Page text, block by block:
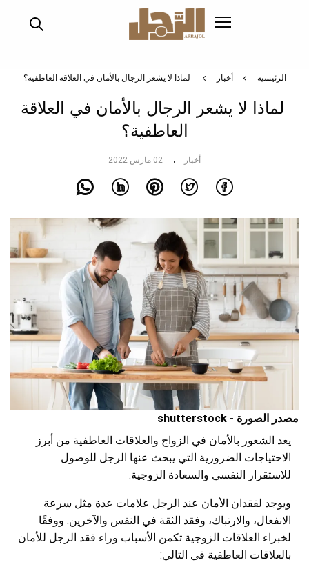
الرئيسية أخبار لماذا لا يشعر الرجال بالأمان في العلاقة العاطفية؟
لماذا لا يشعر الرجال بالأمان في العلاقة
العاطفية؟
أخبار 02 مارس 2022
مصدر الصورة - shutterstock
يعد الشعور بالأمان في الزواج والعلاقات العاطفية من أبرز
الاحتياجات الضرورية التي يبحث عنها الرجل للوصول
للاستقرار النفسي والسعادة الزوجية.
ويوجد لفقدان الأمان عند الرجل علامات عدة مثل سرعة
الانفعال، والارتباك، وفقد الثقة في النفس والآخرين. ووفقًا
لخبراء العلاقات الزوجية تكمن الأسباب وراء فقد الرجل للأمان
بالعلاقات العاطفية في التالي: